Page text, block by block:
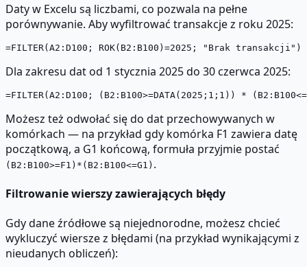
Daty w Excelu są liczbami, co pozwala na pełne
porównywanie. Aby wyfiltrować transakcje z roku 2025:
Dla zakresu dat od 1 stycznia 2025 do 30 czerwca 2025:
Możesz też odwołać się do dat przechowywanych w
komórkach — na przykład gdy komórka F1 zawiera datę
początkową, a G1 końcową, formuła przyjmie postać
(B2:B100>=F1)*(B2:B100<=G1) .
Filtrowanie wierszy zawierających błędy
Gdy dane źródłowe są niejednorodne, możesz chcieć
wykluczyć wiersze z błędami (na przykład wynikającymi z
nieudanych obliczeń):